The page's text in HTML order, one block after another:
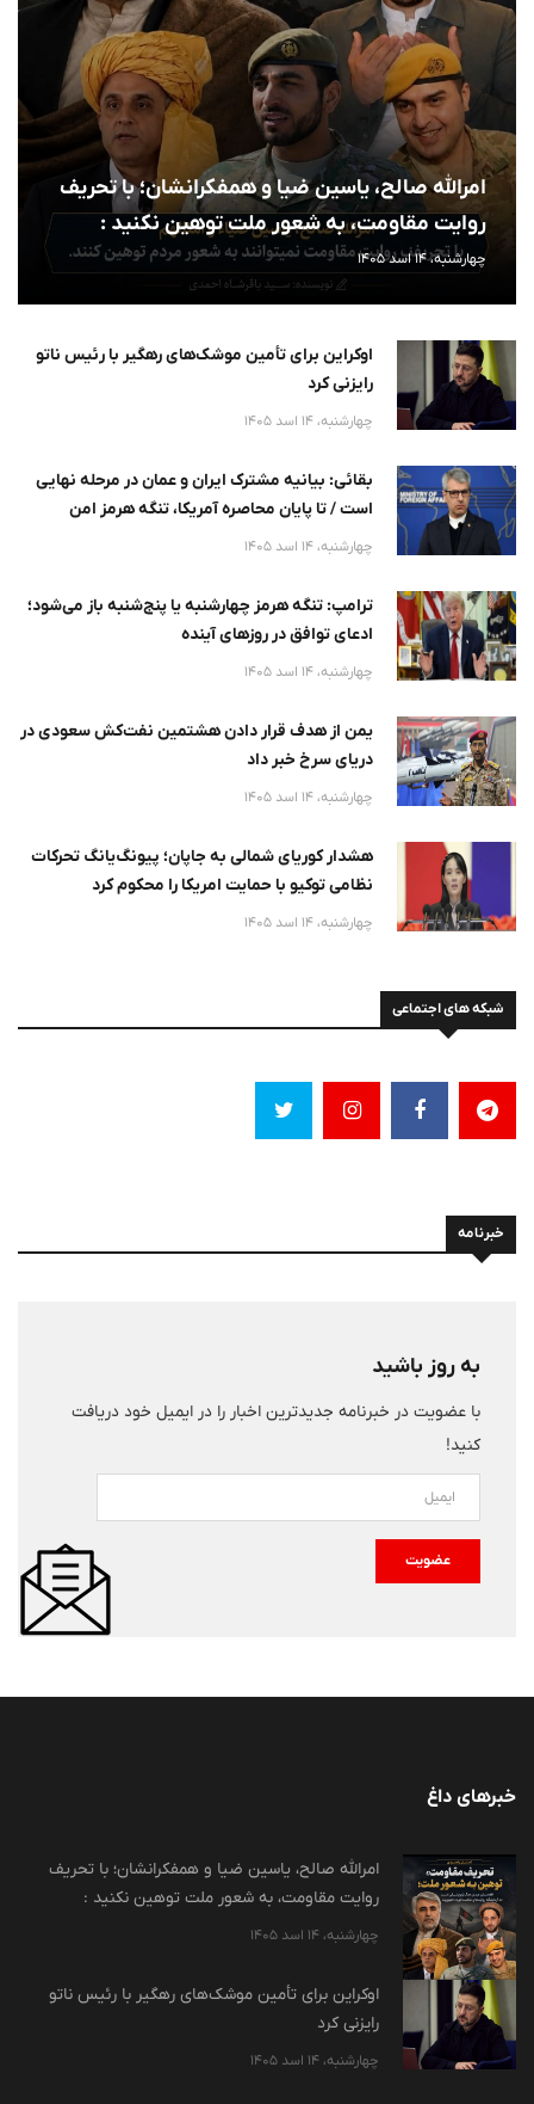
امرالله صالح، یاسین ضیا و همفکرانشان؛ با تحریف
روایت مقاومت، به شعور ملت توهین نکنید :
چهارشنبه، 14 اسد 1405
اوکراین برای تأمین موشک‌های رهگیر با رئیس ناتو
رایزنی کرد
چهارشنبه، 14 اسد 1405
بقائی: بیانیه مشترک ایران و عمان در مرحله نهایی
است / تا پایان محاصره آمریکا، تنگه هرمز امن
نخواهد
چهارشنبه، 14 اسد 1405
ترامپ: تنگه هرمز چهارشنبه یا پنج‌شنبه باز می‌شود؛
ادعای توافق در روزهای آینده
چهارشنبه، 14 اسد 1405
یمن از هدف قرار دادن هشتمین نفت‌کش سعودی در
دریای سرخ خبر داد
چهارشنبه، 14 اسد 1405
هشدار کوریای شمالی به جاپان؛ پیونگ‌یانگ تحرکات
نظامی توکیو با حمایت امریکا را محکوم کرد
چهارشنبه، 14 اسد 1405
شبکه های اجتماعی
خبرنامه
به روز باشید
با عضویت در خبرنامه جدیدترین اخبار را در ایمیل خود دریافت
کنید!
عضویت
خبرهای داغ
امرالله صالح، یاسین ضیا و همفکرانشان؛ با تحریف
روایت مقاومت، به شعور ملت توهین نکنید :
چهارشنبه، 14 اسد 1405
اوکراین برای تأمین موشک‌های رهگیر با رئیس ناتو
رایزنی کرد
چهارشنبه، 14 اسد 1405